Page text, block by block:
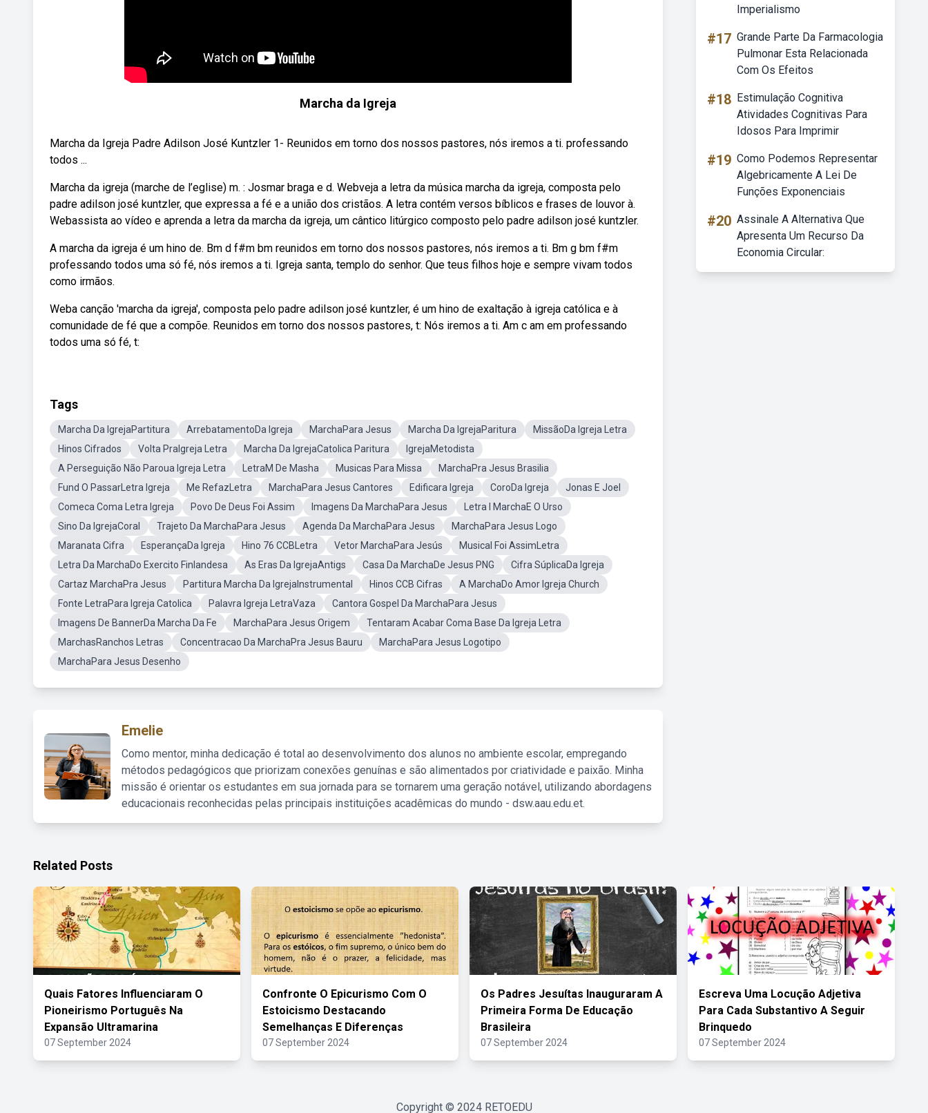
Marcha da Igreja
Marcha da Igreja Padre Adilson José Kuntzler 1- Reunidos em torno dos nossos pastores, nós iremos a ti. professando
todos ...
Marcha da igreja (marche de l’eglise) m. : Josmar braga e d. Webveja a letra da música marcha da igreja, composta pelo
padre adilson josé kuntzler, que expressa a fé e a união dos cristãos. A letra contém versos bíblicos e frases de louvor à.
Webassista ao vídeo e aprenda a letra da marcha da igreja, um cântico litúrgico composto pelo padre adilson josé kuntzler.
A marcha da igreja é um hino de. Bm d f#m bm reunidos em torno dos nossos pastores, nós iremos a ti. Bm g bm f#m
professando todos uma só fé, nós iremos a ti. Igreja santa, templo do senhor. Que teus filhos hoje e sempre vivam todos
como irmãos.
Weba canção 'marcha da igreja', composta pelo padre adilson josé kuntzler, é um hino de exaltação à igreja católica e à
comunidade de fé que a compõe. Reunidos em torno dos nossos pastores, t: Nós iremos a ti. Am c am em professando
todos uma só fé, t:
Tags
Marcha Da IgrejaPartitura ArrebatamentoDa Igreja MarchaPara Jesus Marcha Da IgrejaParitura
MissãoDa Igreja Letra
Hinos Cifrados
Volta PraIgreja Letra Marcha Da IgrejaCatolica Paritura
IgrejaMetodista
A Perseguição Não Paroua Igreja Letra
LetraM De Masha Musicas Para Missa
MarchaPra Jesus Brasilia
Fund O PassarLetra Igreja
Me RefazLetra MarchaPara Jesus Cantores Edificara Igreja CoroDa Igreja
Jonas E Joel
Comeca Coma Letra Igreja
Povo De Deus Foi Assim Imagens Da MarchaPara Jesus
Letra I MarchaE O Urso
Sino Da IgrejaCoral
Trajeto Da MarchaPara Jesus Agenda Da MarchaPara Jesus
MarchaPara Jesus Logo
Maranata Cifra
EsperançaDa Igreja Hino 76 CCBLetra Vetor MarchaPara Jesús
Musical Foi AssimLetra
Letra Da MarchaDo Exercito Finlandesa
As Eras Da IgrejaAntigs Casa Da MarchaDe Jesus PNG
Cifra SúplicaDa Igreja
Cartaz MarchaPra Jesus
Partitura Marcha Da IgrejaInstrumental Hinos CCB Cifras
A MarchaDo Amor Igreja Church
Fonte LetraPara Igreja Catolica
Palavra Igreja LetraVaza
Cantora Gospel Da MarchaPara Jesus
Imagens De BannerDa Marcha Da Fe
MarchaPara Jesus Origem
Tentaram Acabar Coma Base Da Igreja Letra
MarchasRanchos Letras
Concentracao Da MarchaPra Jesus Bauru
MarchaPara Jesus Logotipo
MarchaPara Jesus Desenho
Emelie
Como mentor, minha dedicação é total ao desenvolvimento dos alunos no ambiente escolar, empregando
métodos pedagógicos que priorizam conexões genuínas e são alimentados por criatividade e paixão. Minha
missão é orientar os estudantes em sua jornada para se tornarem uma geração notável, utilizando abordagens
educacionais reconhecidas pelas principais instituições acadêmicas do mundo - dsw.aau.edu.et.
Imperialismo
#17 Grande Parte Da Farmacologia
Pulmonar Esta Relacionada
Com Os Efeitos
#18 Estimulação Cognitiva
Atividades Cognitivas Para
Idosos Para Imprimir
#19 Como Podemos Representar
Algebricamente A Lei De
Funções Exponenciais
#20 Assinale A Alternativa Que
Apresenta Um Recurso Da
Economia Circular:
Related Posts
Quais Fatores Influenciaram O
Pioneirismo Português Na
Expansão Ultramarina
07 September 2024
Confronte O Epicurismo Com O
Estoicismo Destacando
Semelhanças E Diferenças
07 September 2024
Os Padres Jesuítas Inauguraram A
Primeira Forma De Educação
Brasileira
07 September 2024
Escreva Uma Locução Adjetiva
Para Cada Substantivo A Seguir
Brinquedo
07 September 2024
Copyright © 2024 RETOEDU